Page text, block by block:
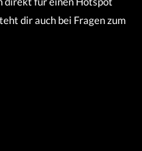
dir auch bei Fragen zum